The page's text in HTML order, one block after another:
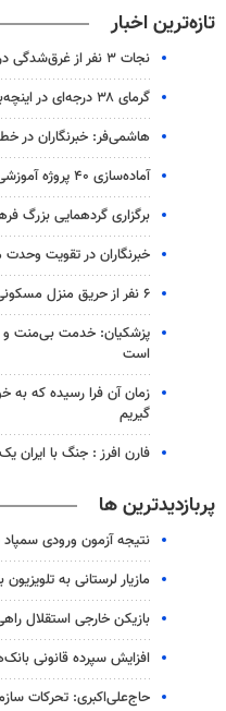
تازه‌ترین اخبار
نجات ۳ نفر از غرق‌شدگی در دریای جویبار
گرمای ۳۸ درجه‌ای در اینچه‌برون؛ درازنو خنک‌ترین نقطه گلستان شد
هاشمی‌فر​​​​​​​: خبرنگاران در
آماده‌سازی ۴۰ پروژه آموزشی برای افتتاح در مشهد
برگزاری گردهمایی بزرگ
خبرنگاران در تقویت وحدت
۶ نفر از حریق منزل مسکونی در مشهد نجات یافتند
پزشکیان: خدمت بی‌منت و
است
زمان آن فرا رسیده که به
گیریم
فارن افرز : جنگ با ایران
پربازدیدترین ها
نتیجه آزمون ورودی سمپاد سال ۱۴۰۵
مازیار لرستانی به
بازیکن خارجی استقلال
افزایش سپرده قانونی
حاج‌علی‌اکبری: تحرکات